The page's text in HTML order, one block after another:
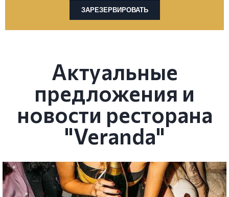
ЗАРЕЗЕРВИРОВАТЬ
Актуальные
предложения и
новости ресторана
"Veranda"